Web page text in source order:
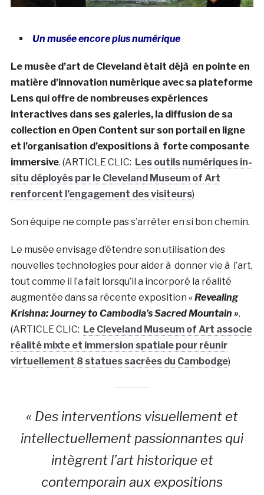
Un musée encore plus numérique
Le musée d’art de Cleveland était déjà en pointe en
matière d’innovation numérique avec sa plateforme
Lens qui offre de nombreuses expériences
interactives dans ses galeries, la diffusion de sa
collection en Open Content sur son portail en ligne
et l’organisation d’expositions à forte composante
immersive. (ARTICLE CLIC: Les outils numériques in-
situ déployés par le Cleveland Museum of Art
renforcent l’engagement des visiteurs)
Son équipe ne compte pas s’arrêter en si bon chemin.
Le musée envisage d’étendre son utilisation des
nouvelles technologies pour aider à donner vie à l’art,
tout comme il l’a fait lorsqu’il a incorporé la réalité
augmentée dans sa récente exposition «Revealing
Krishna: Journey to Cambodia’s Sacred Mountain ».
(ARTICLE CLIC: Le Cleveland Museum of Art associe
réalité mixte et immersion spatiale pour réunir
virtuellement 8 statues sacrées du Cambodge)
« Des interventions visuellement et
intellectuellement passionnantes qui
intègrent l’art historique et
contemporain aux expositions